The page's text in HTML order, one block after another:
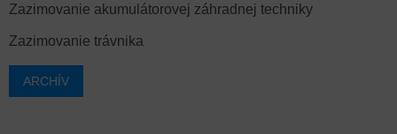
Zazimovanie akumulátorovej záhradnej techniky
Zazimovanie trávnika
ARCHÍV